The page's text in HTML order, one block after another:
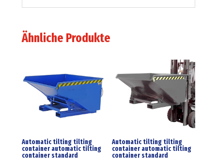
Ähnliche Produkte
Automatic tilting tilting
container automatic tilting
container standard
Automatic tilting tilting
container automatic tilting
container standard